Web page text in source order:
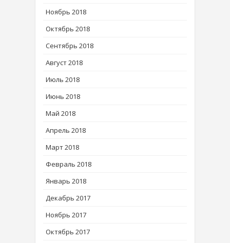
Ноябрь 2018
Октябрь 2018
Сентябрь 2018
Август 2018
Июль 2018
Июнь 2018
Май 2018
Апрель 2018
Март 2018
Февраль 2018
Январь 2018
Декабрь 2017
Ноябрь 2017
Октябрь 2017